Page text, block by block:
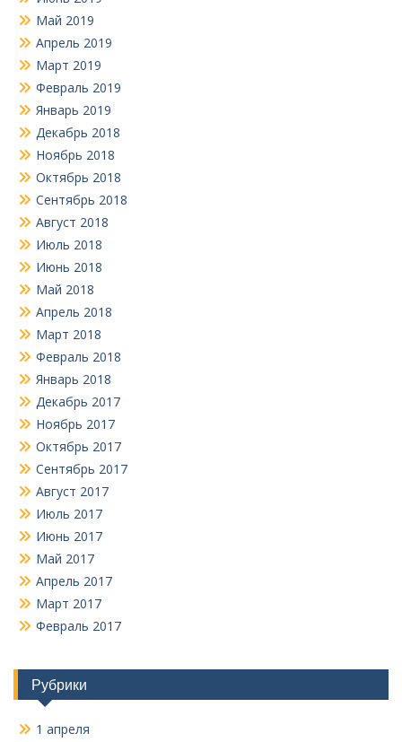
Май 2019
Апрель 2019
Март 2019
Февраль 2019
Январь 2019
Декабрь 2018
Ноябрь 2018
Октябрь 2018
Сентябрь 2018
Август 2018
Июль 2018
Июнь 2018
Май 2018
Апрель 2018
Март 2018
Февраль 2018
Январь 2018
Декабрь 2017
Ноябрь 2017
Октябрь 2017
Сентябрь 2017
Август 2017
Июль 2017
Июнь 2017
Май 2017
Апрель 2017
Март 2017
Февраль 2017
Рубрики
1 апреля